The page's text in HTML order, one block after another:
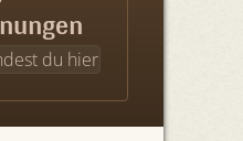
du hier